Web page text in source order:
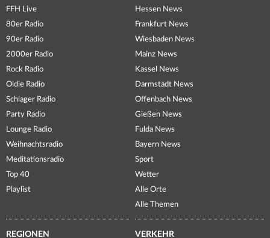
FFH Live
80er Radio
90er Radio
2000er Radio
Rock Radio
Oldie Radio
Schlager Radio
Party Radio
Lounge Radio
Weihnachtsradio
Meditationsradio
Top 40
Playlist
Hessen News
Frankfurt News
Wiesbaden News
Mainz News
Kassel News
Darmstadt News
Offenbach News
Gießen News
Fulda News
Bayern News
Sport
Wetter
Alle Orte
Alle Themen
REGIONEN VERKEHR